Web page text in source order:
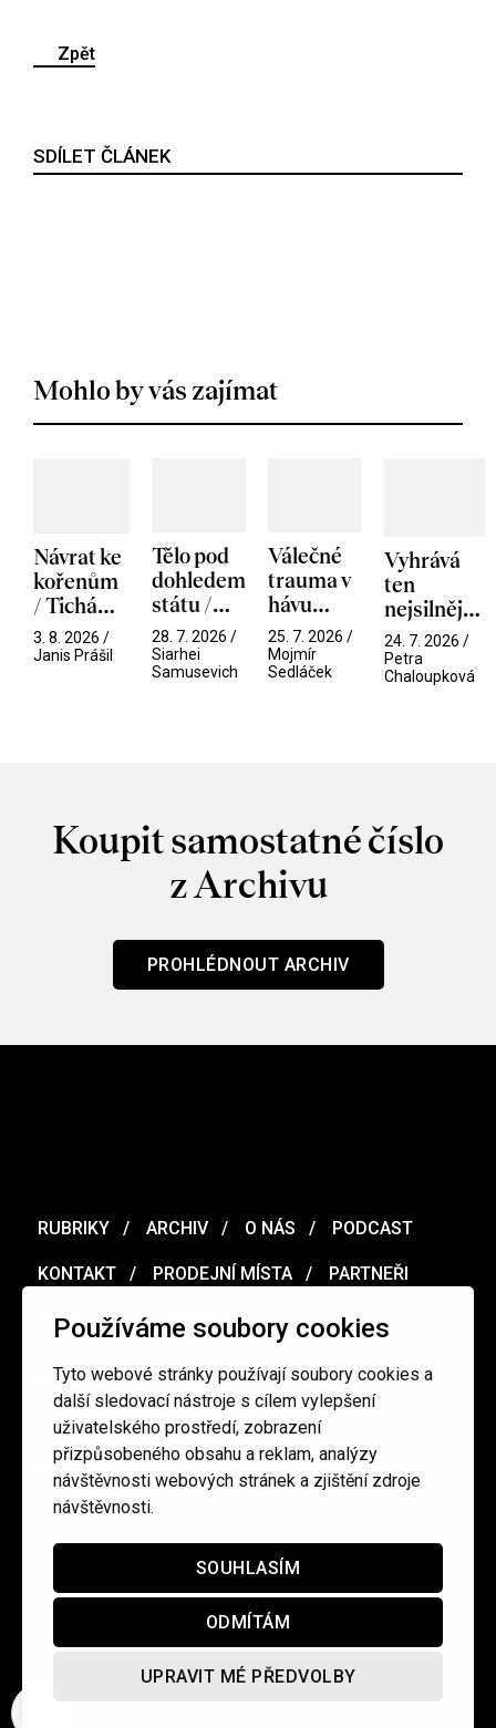
Používáme soubory cookies
Tyto webové stránky používají soubory cookies a
další sledovací nástroje s cílem vylepšení
uživatelského prostředí, zobrazení
přizpůsobeného obsahu a reklam, analýzy
návštěvnosti webových stránek a zjištění zdroje
návštěvnosti.
SOUHLASÍM
ODMÍTÁM
UPRAVIT MÉ PŘEDVOLBY
Zpět
SDÍLET ČLÁNEK
Mohlo by vás zajímat
Návrat ke
kořenům
/ Tichá
přítelkyně
3. 8. 2026 /
Janis Prášil
Tělo pod
dohledem
státu /
Pramen
28. 7. 2026 /
Siarhei
Samusevich
Válečné
trauma v
hávu
spektáklu
/ Odyssea
25. 7. 2026 /
Mojmír
Sedláček
Vyhrává
ten
nejsilnější
/ V nitru
manosféry
24. 7. 2026 /
Petra
Chaloupková
Koupit samostatné číslo
z Archivu
PROHLÉDNOUT ARCHIV
RUBRIKY ARCHIV O NÁS PODCAST
KONTAKT PRODEJNÍ MÍSTA PARTNEŘI
MERCH VOUCHER
Ochrana osobních údajů / Obchodní podmínky
redakce@cinepur.cz